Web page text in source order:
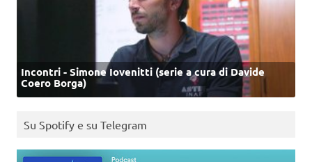
Incontri - Simone Iovenitti (serie a cura di Davide
Coero Borga)
Su Spotify e su Telegram